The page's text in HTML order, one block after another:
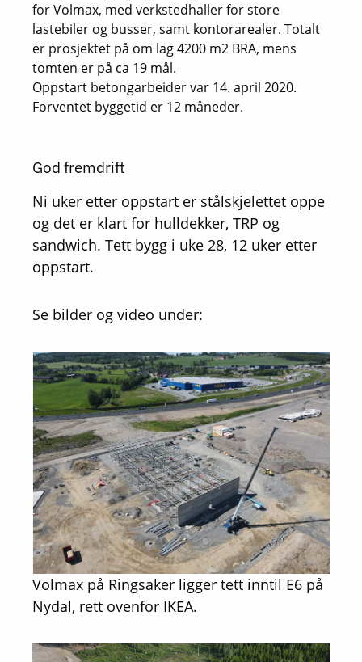
for Volmax, med verkstedhaller for store
lastebiler og busser, samt kontorarealer. Totalt
er prosjektet på om lag 4200 m2 BRA, mens
tomten er på ca 19 mål.
Oppstart betongarbeider var 14. april 2020.
Forventet byggetid er 12 måneder.
God fremdrift
Ni uker etter oppstart er stålskjelettet oppe
og det er klart for hulldekker, TRP og
sandwich. Tett bygg i uke 28, 12 uker etter
oppstart.
Se bilder og video under:
Volmax på Ringsaker ligger tett inntil E6 på
Nydal, rett ovenfor IKEA.